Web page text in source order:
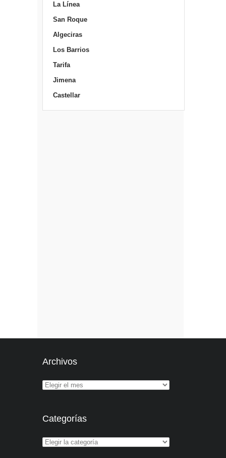
La Línea
San Roque
Algeciras
Los Barrios
Tarifa
Jimena
Castellar
Archivos
Categorías